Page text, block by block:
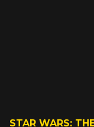
STAR WARS: